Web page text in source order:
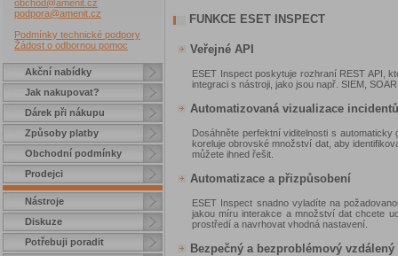
obchod@amenit.cz
podpora@amenit.cz
Podmínky technické podpory
Žádost o odbornou pomoc
Akční nabídky
Jak nakupovat?
Dárek při nákupu
Způsoby platby
Obchodní podmínky
Prodejci
Nástroje
Diskuze
Potřebuji poradit
FUNKCE ESET INSPECT
Veřejné API
ESET Inspect poskytuje rozhraní REST API,
integraci s nástroji, jako jsou např. SIEM,
Automatizovaná vizualizace incidentů
Dosáhněte perfektní viditelnosti s
koreluje obrovské množství dat, aby
můžete ihned řešit.
Automatizace a přizpůsobení
ESET Inspect snadno vyladíte na
jakou míru interakce a množství dat chcete
prostředí a navrhovat vhodná nastavení.
Bezpečný a bezproblémový